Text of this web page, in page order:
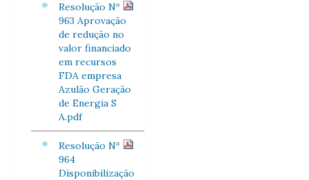
Resolução Nº
963 Aprovação
de redução no
valor financiado
em recursos
FDA empresa
Azulão Geração
de Energia S
A.pdf
Resolução Nº
964
Disponibilização